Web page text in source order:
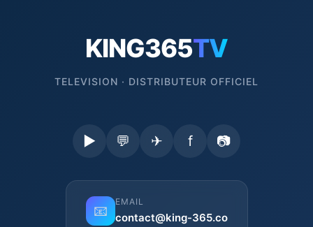
KING365TV
TELEVISION · DISTRIBUTEUR OFFICIEL
▶ 💬 ✈ f 📷
📧
EMAIL
contact@king-365.co